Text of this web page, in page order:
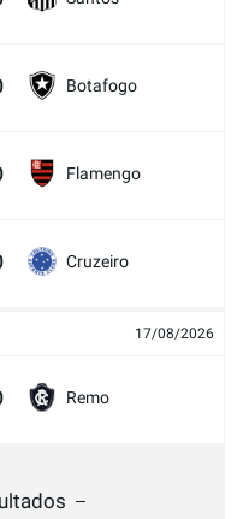
Botafogo
Flamengo
Cruzeiro
17/08/2026
Remo